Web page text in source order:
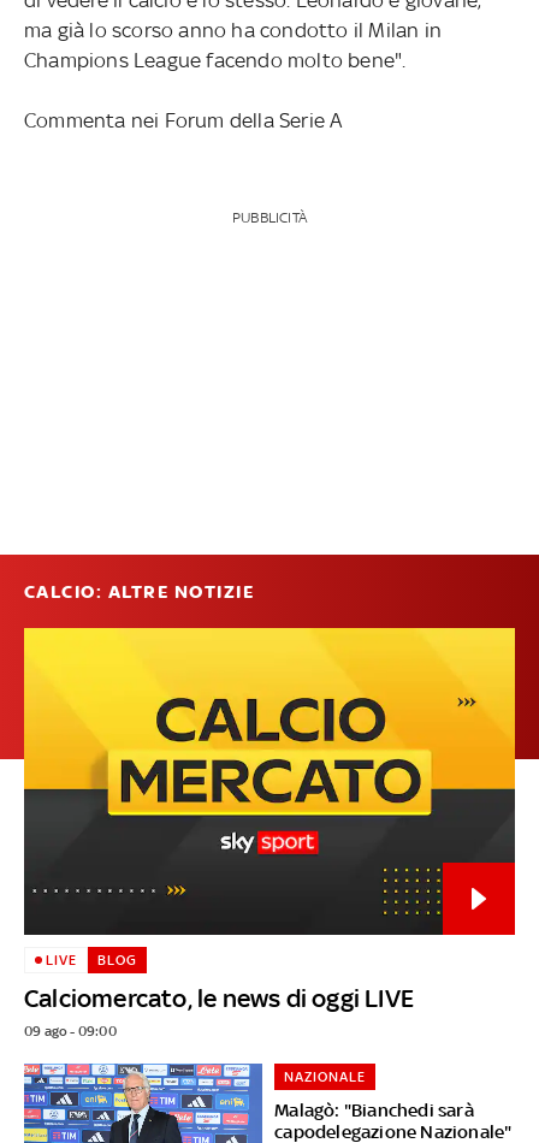
ma già lo scorso anno ha condotto il Milan in
Champions League facendo molto bene".
Commenta nei Forum della Serie A
PUBBLICITÀ
CALCIO: ALTRE NOTIZIE
Calciomercato, le news di oggi LIVE
LIVE BLOG
09 ago - 09:00
Malagò: "Bianchedi sarà
capodelegazione Nazionale"
NAZIONALE